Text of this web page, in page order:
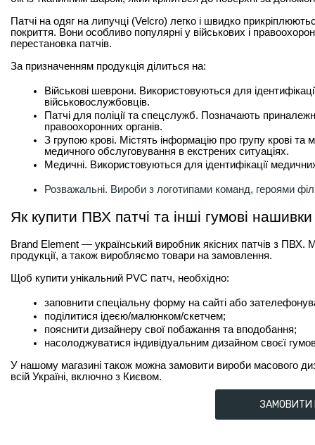
Патчі на одяг на липучці (Velcro) легко і швидко
покриття. Вони особливо популярні у військових і
перестановка патчів.
За призначенням продукція ділиться на:
Військові шеврони. Використовуються для
військовослужбовців.
Патчі для поліції та спецслужб. Позначають
правоохоронних органів.
З групою крові. Містять інформацію про групу крові
медичного обслуговування в екстрених ситуаціях.
Медичні. Використовуються для ідентифікації
Розважальні. Вироби з логотипами команд, героями
Як купити ПВХ патчі та інші гумові
Brand Element — український виробник якісних патчів з
продукції, а також виробляємо товари на замовлення.
Щоб купити унікальний PVC патч, необхідно:
заповнити спеціальну форму на сайті або
поділитися ідеєю/малюнком/скетчем;
пояснити дизайнеру свої побажання та вподобання;
насолоджуватися індивідуальним дизайном своєї
У нашому магазині також можна замовити вироби масового
всій Україні, включно з Києвом.
ЗАМОВИТИ